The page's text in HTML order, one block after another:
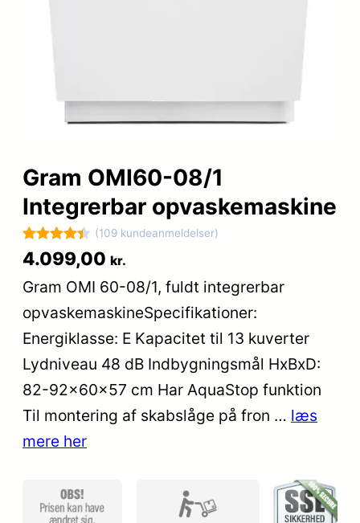
Gram OMI60-08/1
Integrerbar opvaskemaskine
Bedømt
ud af 5
baseret
på
109
kundebedø
mmelser
(109 kundeanmeldelser)
4.099,00 kr.
Gram OMI 60-08/1, fuldt integrerbar
opvaskemaskineSpecifikationer:
Energiklasse: E Kapacitet til 13 kuverter
Lydniveau 48 dB Indbygningsmål HxBxD:
82-92x60x57 cm Har AquaStop funktion
Til montering af skabslåge på fron … læs
mere her